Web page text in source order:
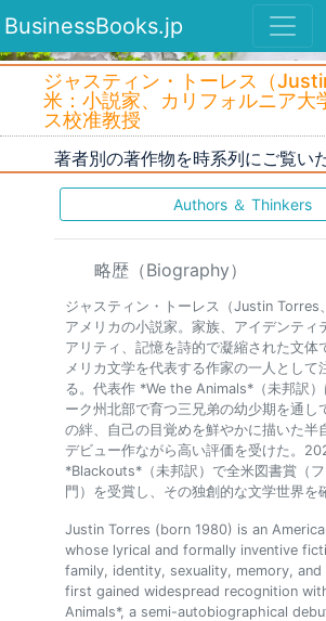
BusinessBooks.jp
ジャスティン・トーレス（
米：小説家、カリフォルニア大
ス校准教授
著者別の著作物を時系列にご覧い
Authors ＆ Thinkers
略歴（Biography）
ジャスティン・トーレス（Justin Torres
アメリカの小説家。家族、アイデンティ
アリティ、記憶を詩的で凝縮された文体
メリカ文学を代表する作家の一人として
る。代表作 *We the Animals*（未邦訳）
ーク州北部で育つ三兄弟の幼少期を通し
の絆、自己の目覚めを鮮やかに描いた半
デビュー作ながら高い評価を受けた。
*Blackouts*（未邦訳）で全米図書賞（
門）を受賞し、その独創的な文学世界を
Justin Torres (born 1980) is an
whose lyrical and formally inventive
family, identity, sexuality, memory, and
first gained widespread recognition
Animals*, a semi-autobiographical